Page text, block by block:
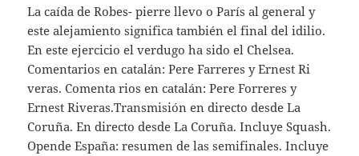
La caída de Robes- pierre llevo o París al general y
este alejamiento significa también el final del idilio.
En este ejercicio el verdugo ha sido el Chelsea.
Comentarios en catalán: Pere Farreres y Ernest Ri
veras. Comenta rios en catalán: Pere Forreres y
Ernest Riveras.Transmisión en directo desde La
Coruña. En directo desde La Coruña. Incluye Squash.
Opende España: resumen de las semifinales. Incluye